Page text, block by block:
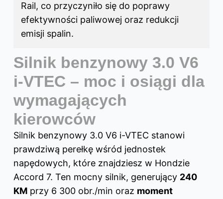
Rail, co przyczyniło się do poprawy
efektywności paliwowej oraz redukcji
emisji spalin.
Silnik benzynowy 3.0 V6
i-VTEC – moc i osiągi dla
wymagających
kierowców
Silnik benzynowy 3.0 V6 i-VTEC stanowi
prawdziwą perełkę wśród jednostek
napędowych, które znajdziesz w Hondzie
Accord 7. Ten mocny silnik, generujący 240
KM przy 6 300 obr./min oraz moment